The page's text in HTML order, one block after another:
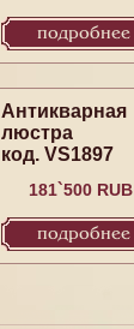
подробнее
Антикварная
люстра
код. VS1897
181`500 RUB
подробнее